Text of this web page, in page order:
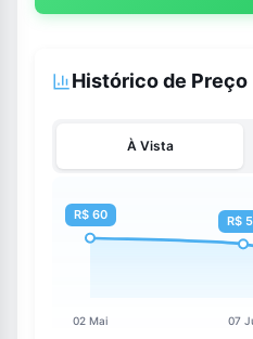
Histórico de Preço
À Vista